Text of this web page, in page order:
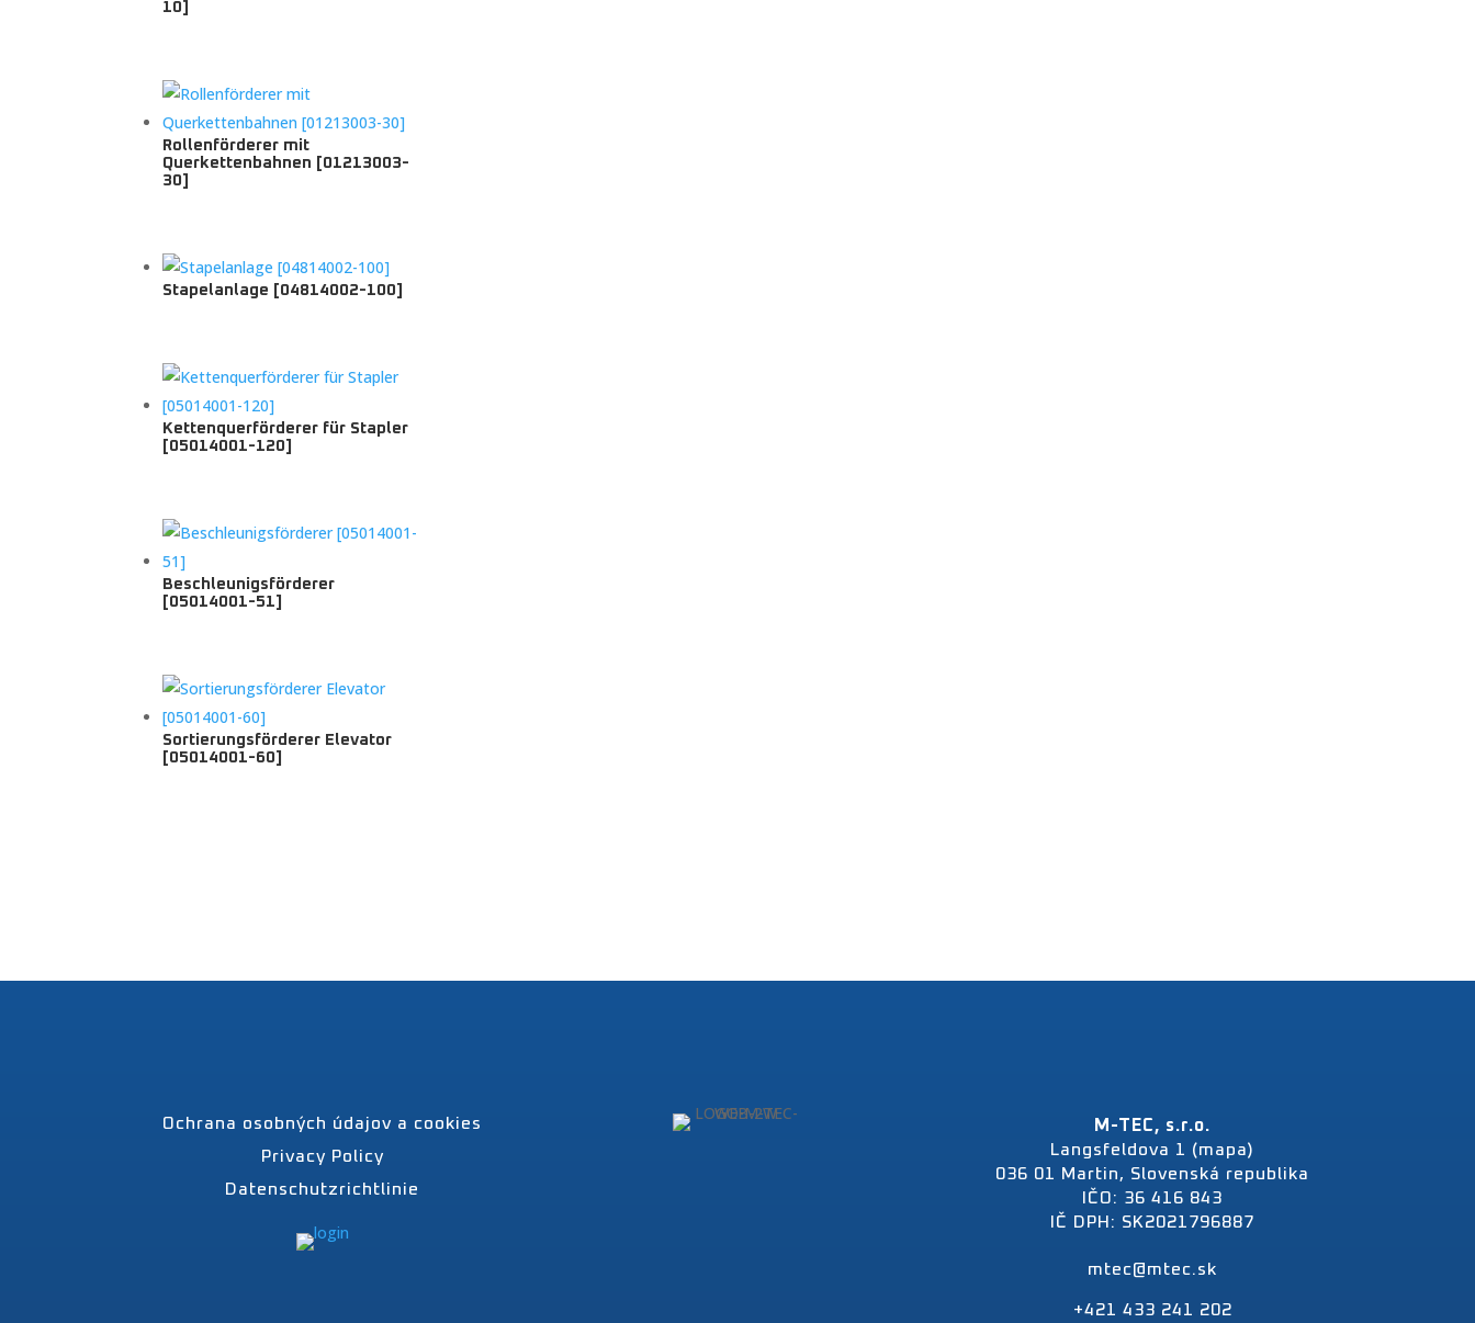
10]
Rollenförderer mit
Querkettenbahnen [01213003-
30]
Stapelanlage [04814002-100]
Kettenquerförderer für Stapler
[05014001-120]
Beschleunigsförderer
[05014001-51]
Sortierungsförderer Elevator
[05014001-60]
Ochrana osobných údajov a cookies
Privacy Policy
Datenschutzrichtlinie
M-TEC, s.r.o.
Langsfeldova 1 (mapa)
036 01 Martin, Slovenská republika
IČO: 36 416 843
IČ DPH: SK2021796887
mtec@mtec.sk
+421 433 241 202